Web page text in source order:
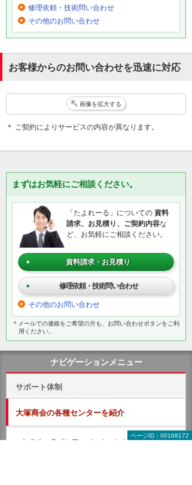
修理依頼・技術問い合わせ
その他のお問い合わせ
お客様からのお問い合わせを迅速に対応
画像を拡大する
＊ ご契約によりサービスの内容が異なります。
まずはお気軽にご相談ください。
「たよれーる」についての 資料
請求、お見積り、ご契約内容な
ど、お気軽にご相談ください。
資料請求・お見積り
修理依頼・技術問い合わせ
その他のお問い合わせ
＊メールでの連絡をご希望の方も、お問い合わせボタンをご利
用ください。
ページID：00168172
ナビゲーションメニュー
サポート体制
大塚商会の各種センターを紹介
たのめーるインフォメーションセンター